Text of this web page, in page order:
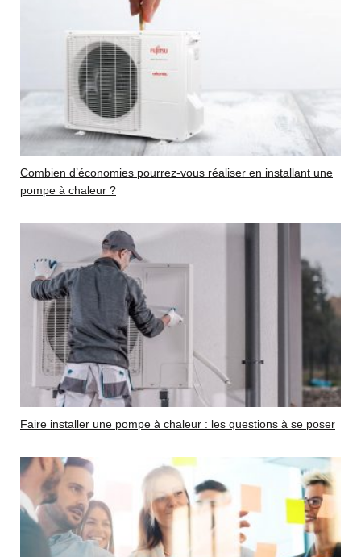
Combien d’économies pourrez-vous réaliser en installant une
pompe à chaleur ?
Faire installer une pompe à chaleur : les questions à se poser